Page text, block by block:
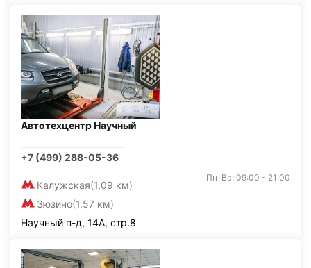
Автотехцентр Научный
+7 (499) 288-05-36
Калужская(1,09 км)
Зюзино(1,57 км)
Пн-Вс: 09:00 - 21:00
Научный п-д, 14А, стр.8